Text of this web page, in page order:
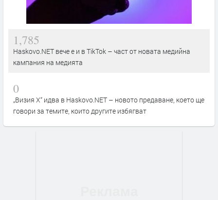
1,785
Haskovo.NET вече е и в TikTok – част от новата медийна
кампания на медията
0
„Визия Х“ идва в Haskovo.NET – новото предаване, което ще
говори за темите, които другите избягват